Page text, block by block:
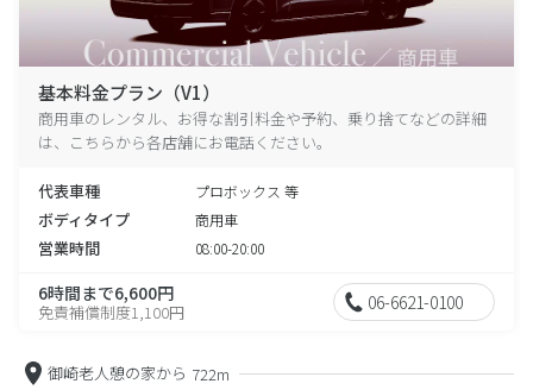
基本料金プラン（V1）
商用車のレンタル、お得な割引料金や予約、乗り捨てなどの詳細
は、こちらから各店舗にお電話ください。
代表車種 プロボックス 等
ボディタイプ 商用車
営業時間 08:00-20:00
6時間まで6,600円
免責補償制度1,100円 06-6621-0100
御崎老人憩の家から 722m